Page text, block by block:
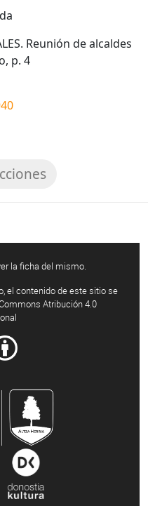
Reunión de alcaldes
p. 4
la ficha del mismo.
el contenido de este sitio se
Atribución 4.0